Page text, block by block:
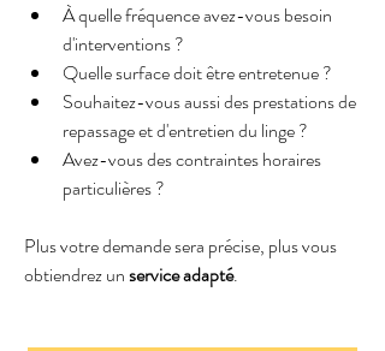
À quelle fréquence avez-vous besoin
d'interventions ?
Quelle surface doit être entretenue ?
Souhaitez-vous aussi des prestations de
repassage et d'entretien du linge ?
Avez-vous des contraintes horaires
particulières ?
Plus votre demande sera précise, plus vous
obtiendrez un service adapté.